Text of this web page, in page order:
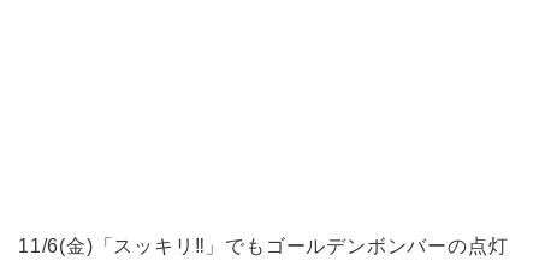
11/6(金)「スッキリ‼」でもゴールデンボンバーの点灯